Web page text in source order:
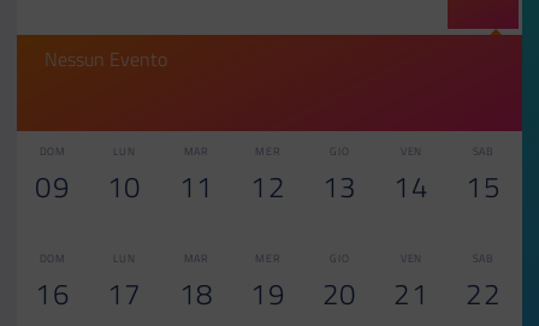
Nessun Evento
DOM
09
LUN
10
MAR
11
MER
12
GIO
13
VEN
14
SAB
15
DOM
16
LUN
17
MAR
18
MER
19
GIO
20
VEN
21
SAB
22